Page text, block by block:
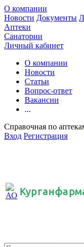
О компании
Новости Документы
Аптеки
Санатории
Личный кабинет
О компании
Новости
Статьи
Вопрос-ответ
Вакансии
...
Справочная по
Вход Регистрация